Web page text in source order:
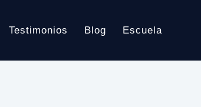
Testimonios Blog Escuela